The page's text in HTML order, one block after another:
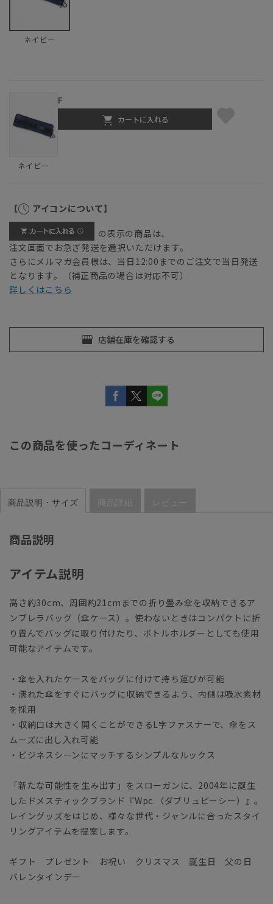
ネイビー
ネイビー
F
カートに入れる
【 アイコンについて】
の表示の商品は、
注文画面でお急ぎ発送を選択いただけます。
さらにメルマガ会員様は、当日12:00までのご注文で当日発送
となります。（補正商品の場合は対応不可）
詳しくはこちら
この商品を使ったコーディネート
商品説明・サイズ 商品詳細 レビュー
商品説明
アイテム説明
高さ約30cm、周囲約21cmまでの折り畳み傘を収納できるア
ンブレラバッグ（傘ケース）。使わないときはコンパクトに折
り畳んでバッグに取り付けたり、ボトルホルダーとしても使用
可能なアイテムです。
・傘を入れたケースをバッグに付けて持ち運びが可能
・濡れた傘をすぐにバッグに収納できるよう、内側は吸水素材
を採用
・収納口は大きく開くことができるL字ファスナーで、傘をス
ムーズに出し入れ可能
・ビジネスシーンにマッチするシンプルなルックス
「新たな可能性を生み出す」をスローガンに、2004年に誕生
したドメスティックブランド『Wpc.（ダブリュピーシー）』。
レイングッズをはじめ、様々な世代・ジャンルに合ったスタイ
リングアイテムを提案します。
ギフト プレゼント お祝い クリスマス 誕生日 父の日
バレンタインデー